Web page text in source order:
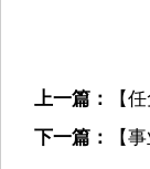
上一篇：
【
下一篇：
【